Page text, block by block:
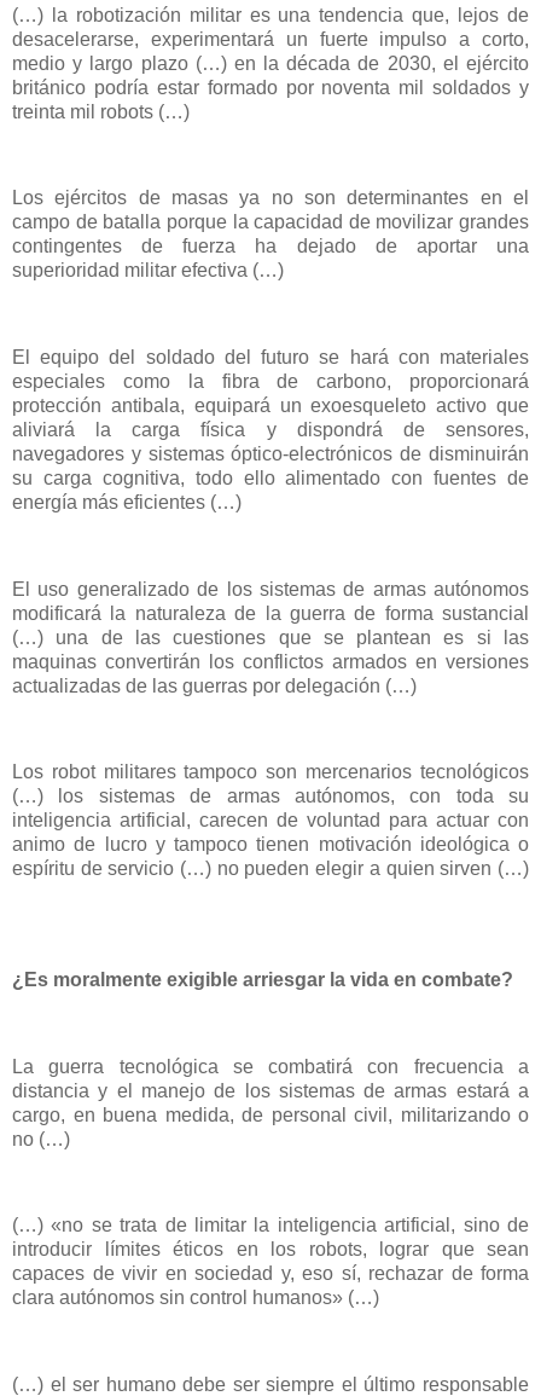
(…) la robotización militar es una tendencia que, lejos de
desacelerarse, experimentará un fuerte impulso a corto,
medio y largo plazo (…) en la década de 2030, el ejército
británico podría estar formado por noventa mil soldados y
treinta mil robots (…)
Los ejércitos de masas ya no son determinantes en el
campo de batalla porque la capacidad de movilizar grandes
contingentes de fuerza ha dejado de aportar una
superioridad militar efectiva (…)
El equipo del soldado del futuro se hará con materiales
especiales como la fibra de carbono, proporcionará
protección antibala, equipará un exoesqueleto activo que
aliviará la carga física y dispondrá de sensores,
navegadores y sistemas óptico-electrónicos de disminuirán
su carga cognitiva, todo ello alimentado con fuentes de
energía más eficientes (…)
El uso generalizado de los sistemas de armas autónomos
modificará la naturaleza de la guerra de forma sustancial
(…) una de las cuestiones que se plantean es si las
maquinas convertirán los conflictos armados en versiones
actualizadas de las guerras por delegación (…)
Los robot militares tampoco son mercenarios tecnológicos
(…) los sistemas de armas autónomos, con toda su
inteligencia artificial, carecen de voluntad para actuar con
animo de lucro y tampoco tienen motivación ideológica o
espíritu de servicio (…) no pueden elegir a quien sirven (…)
¿Es moralmente exigible arriesgar la vida en combate?
La guerra tecnológica se combatirá con frecuencia a
distancia y el manejo de los sistemas de armas estará a
cargo, en buena medida, de personal civil, militarizando o
no (…)
(…) «no se trata de limitar la inteligencia artificial, sino de
introducir límites éticos en los robots, lograr que sean
capaces de vivir en sociedad y, eso sí, rechazar de forma
clara autónomos sin control humanos» (…)
(…) el ser humano debe ser siempre el último responsable